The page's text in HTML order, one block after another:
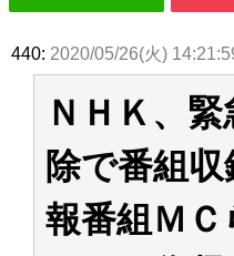
これも素晴らしい
日向坂46まとめのまとめ / これ
アイドル – ぷぅアンテナ / 「乃
信！【2022.3.22 17:15〜
アイドル – ぷぅアンテナ / 【乃
ぺいとう×いちごみるく×マヨラー星
440: 2020/05/26(火)
ＮＨＫ、
除で番組
報番組ＭＣ